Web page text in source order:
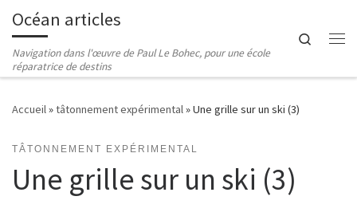
Passer au contenu
Océan articles
Navigation dans l'œuvre de Paul Le Bohec, pour une école
réparatrice de destins
Search
Accueil»tâtonnement expérimental»Une grille sur un ski (3)
TÂTONNEMENT EXPÉRIMENTAL
Une grille sur un ski (3)